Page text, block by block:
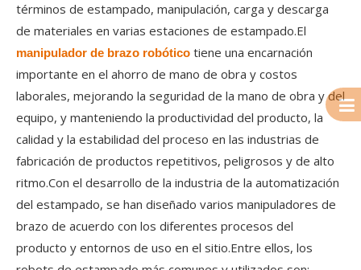
términos de estampado, manipulación, carga y descarga
de materiales en varias estaciones de estampado.El
manipulador de brazo robótico tiene una encarnación
importante en el ahorro de mano de obra y costos
laborales, mejorando la seguridad de la mano de obra y del
equipo, y manteniendo la productividad del producto, la
calidad y la estabilidad del proceso en las industrias de
fabricación de productos repetitivos, peligrosos y de alto
ritmo.Con el desarrollo de la industria de la automatización
del estampado, se han diseñado varios manipuladores de
brazo de acuerdo con los diferentes procesos del
producto y entornos de uso en el sitio.Entre ellos, los